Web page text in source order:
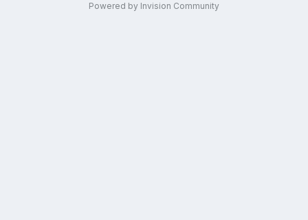
Powered by Invision Community